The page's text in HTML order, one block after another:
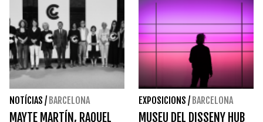
NOTÍCIAS / BARCELONA
MAYTE MARTÍN, RAQUEL
EXPOSICIONS / BARCELONA
MUSEU DEL DISSENY HUB